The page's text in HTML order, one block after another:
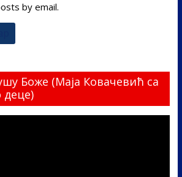
by email.
Боже (Маја Ковачевић са
деце)